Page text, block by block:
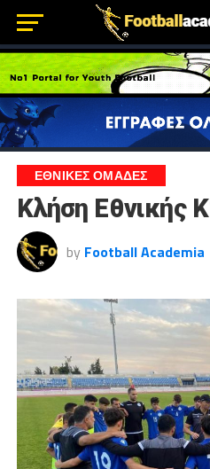
ΕΘΝΙΚΕΣ ΟΜΑΔΕΣ
Κλήση Εθνικής
by Football Academia